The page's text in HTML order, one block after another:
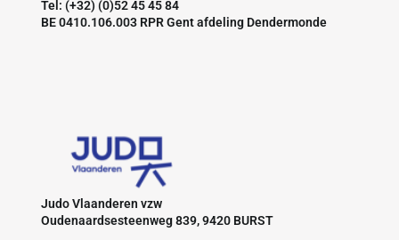
Tel: (+32) (0)52 45 45 84
BE 0410.106.003 RPR Gent afdeling Dendermonde
Judo Vlaanderen vzw
Oudenaardsesteenweg 839, 9420 BURST